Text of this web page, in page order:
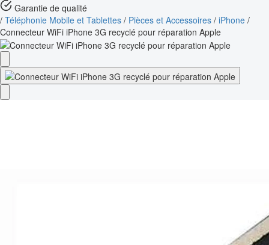
Garantie de qualité
/ Téléphonie Mobile et Tablettes / Pièces et Accessoires / iPhone /
Connecteur WiFi iPhone 3G recyclé pour réparation Apple